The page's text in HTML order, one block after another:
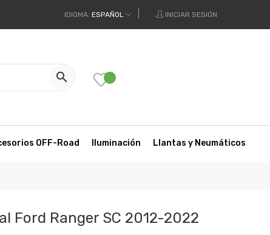
IDIOMA: ESPAÑOL INICIAR SESIÓN

OFF-Road Iluminación Llantas y Neumáticos
Ford Ranger SC 2012-2022